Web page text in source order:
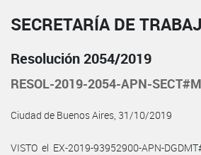
SECRETARÍA DE
Resolución 2054/2019
RESOL-2019-2054-APN-
Ciudad de Buenos Aires, 31/10/2019
VISTO el EX-2019-93952900-APN-